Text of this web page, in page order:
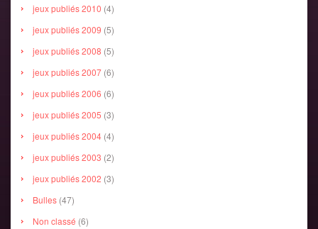
jeux publiés 2010 (4)
jeux publiés 2009 (5)
jeux publiés 2008 (5)
jeux publiés 2007 (6)
jeux publiés 2006 (6)
jeux publiés 2005 (3)
jeux publiés 2004 (4)
jeux publiés 2003 (2)
jeux publiés 2002 (3)
Bulles (47)
Non classé (6)